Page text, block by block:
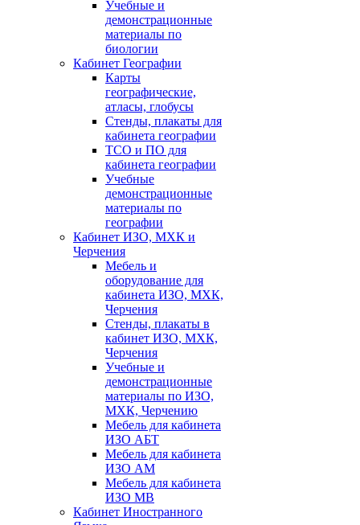
Учебные и
демонстрационные
материалы по
биологии
Кабинет Географии
Карты
географические,
атласы, глобусы
Стенды, плакаты для
кабинета географии
ТСО и ПО для
кабинета географии
Учебные
демонстрационные
материалы по
географии
Кабинет ИЗО, МХК и
Черчения
Мебель и
оборудование для
кабинета ИЗО, МХК,
Черчения
Стенды, плакаты в
кабинет ИЗО, МХК,
Черчения
Учебные и
демонстрационные
материалы по ИЗО,
МХК, Черчению
Мебель для кабинета
ИЗО АБТ
Мебель для кабинета
ИЗО АМ
Мебель для кабинета
ИЗО МВ
Кабинет Иностранного